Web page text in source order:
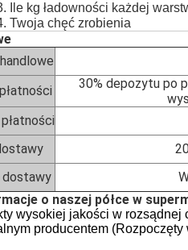
Ile kg ładowności każdej
Twoja chęć zrobienia
30% depozytu po
dostawy
o naszej półce w
wysokiej jakości w rozsądnej
producentem